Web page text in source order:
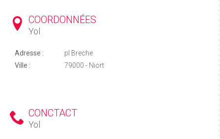
COORDONNÉES
Yol
Adresse :
pl Breche
Ville :
79000 - Niort
CONCTACT
Yol